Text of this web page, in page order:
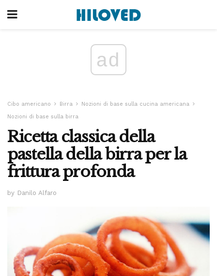
ad
Cibo americano Birra
Nozioni di base sulla cucina americana
Nozioni di base sulla birra
Ricetta classica della
pastella della birra per la
frittura profonda
by Danilo Alfaro